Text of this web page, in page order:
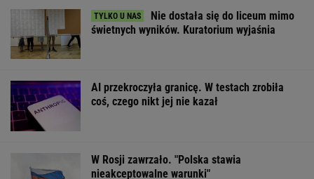
Nie dostała się do liceum mimo
świetnych wyników. Kuratorium wyjaśnia
AI przekroczyła granicę. W testach zrobiła
coś, czego nikt jej nie kazał
W Rosji zawrzało. "Polska stawia
nieakceptowalne warunki"